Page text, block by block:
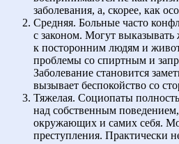
заболевания, а, скорее, как
Средняя. Больные часто
с законом. Могут
к посторонним людям и
проблемы со спиртным и
Заболевание становится
вызывает беспокойство со
Тяжелая. Социопаты
над собственным
окружающих и самих себя.
преступления. Практически